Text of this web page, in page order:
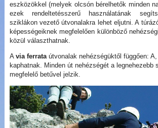
eszközökkel (melyek olcsón bérelhetők minden
ezek rendeltetésszerű használatának
sziklákon vezető útvonalakra lehet eljutni. A
képességeiknek megfelelően különböző
közül választhatnak.
A via ferrataútvonalak nehézségüktől függően:
kaphatnak. Minden út nehézségét a legnehezebb
megfelelő betűvel jelzik.